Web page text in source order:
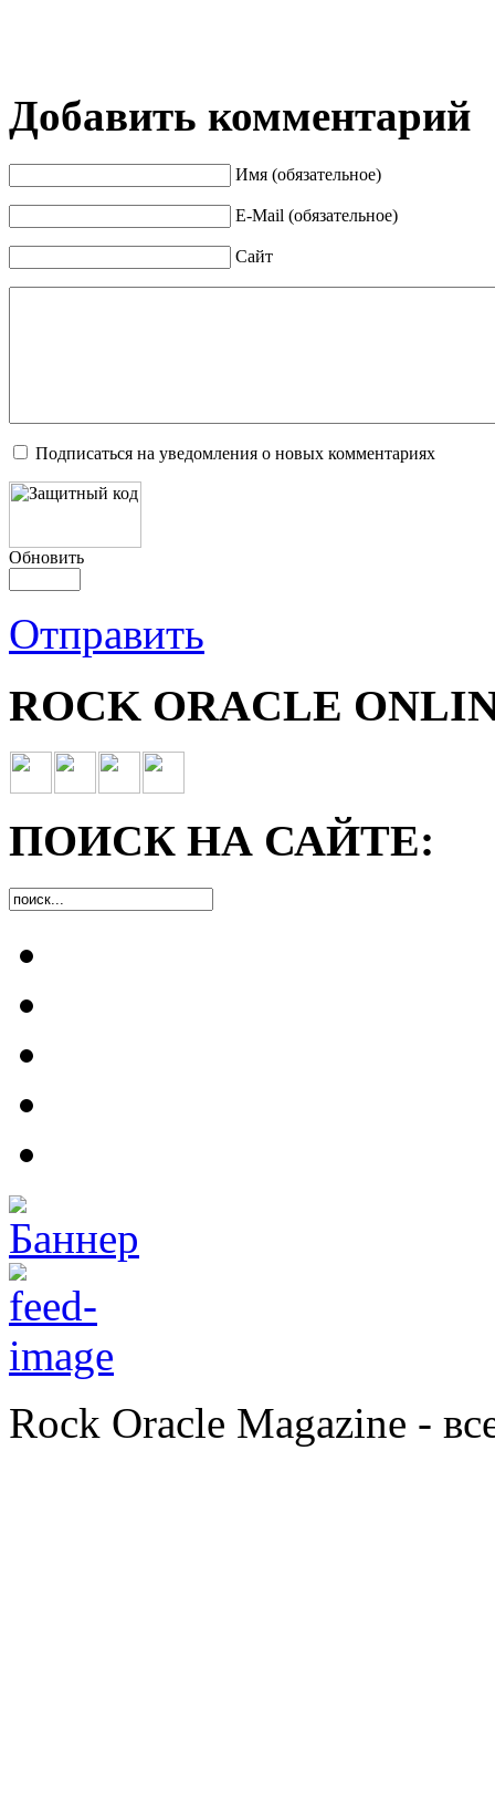
Добавить комментарий
Имя (обязательное)
E-Mail (обязательное)
Сайт
Подписаться на уведомления о новых комментариях
Обновить
Отправить
ROCK ORACLE
ПОИСК НА САЙТЕ:
Rock Oracle Magazine -